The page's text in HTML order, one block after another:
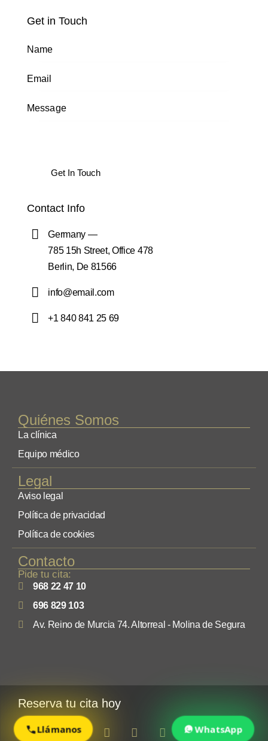
Get in Touch
Contact Info
Germany —
785 15h Street, Office 478
Berlin, De 81566
info@email.com
+1 840 841 25 69
Quiénes Somos
La clínica
Equipo médico
Legal
Aviso legal
Política de privacidad
Política de cookies
Contacto
Pide tu cita:
968 22 47 10
696 829 103
Av. Reino de Murcia 74. Altorreal - Molina de Segura
Reserva tu cita hoy
Llámanos WhatsApp